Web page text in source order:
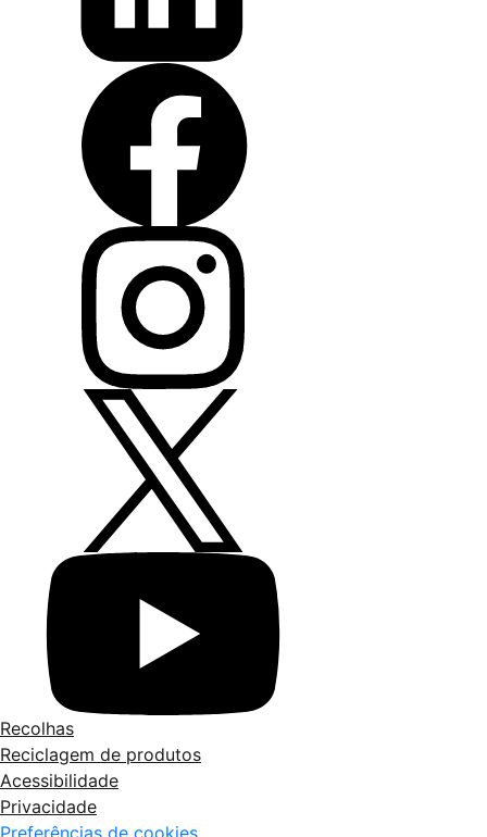
Recolhas
Reciclagem de produtos
Acessibilidade
Privacidade
Preferências de cookies